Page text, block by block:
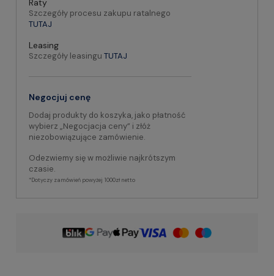
Raty
Szczegóły procesu zakupu ratalnego
TUTAJ
Leasing
Szczegóły leasingu TUTAJ
Negocjuj cenę
Dodaj produkty do koszyka, jako płatność
wybierz „Negocjacja ceny” i złóż
niezobowiązujące zamówienie.
Odezwiemy się w możliwie najkrótszym
czasie.
*Dotyczy zamówień powyżej 1000zł netto